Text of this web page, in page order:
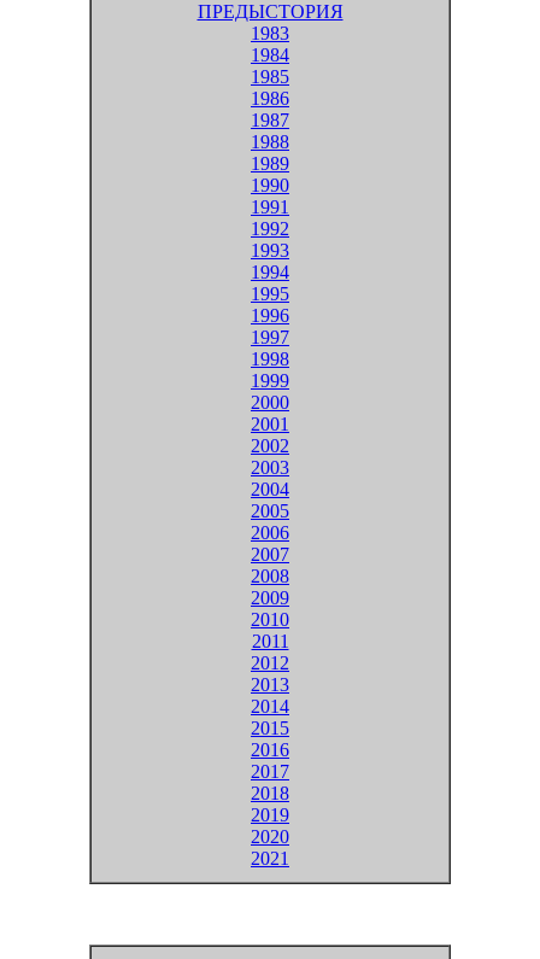
ПРЕДЫСТОРИЯ
1983
1984
1985
1986
1987
1988
1989
1990
1991
1992
1993
1994
1995
1996
1997
1998
1999
2000
2001
2002
2003
2004
2005
2006
2007
2008
2009
2010
2011
2012
2013
2014
2015
2016
2017
2018
2019
2020
2021